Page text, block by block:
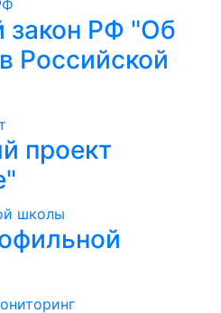
закон РФ "Об
Российской
проект